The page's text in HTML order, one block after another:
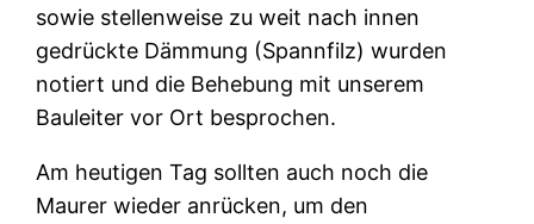
sowie stellenweise zu weit nach innen
gedrückte Dämmung (Spannfilz) wurden
notiert und die Behebung mit unserem
Bauleiter vor Ort besprochen.
Am heutigen Tag sollten auch noch die
Maurer wieder anrücken, um den